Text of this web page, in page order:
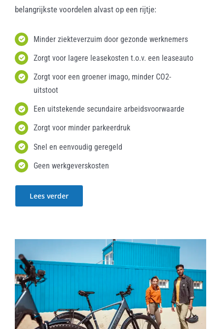
belangrijkste voordelen alvast op een rijtje:
Minder ziekteverzuim door gezonde werknemers
Zorgt voor lagere leasekosten t.o.v. een leaseauto
Zorgt voor een groener imago, minder CO2-
uitstoot
Een uitstekende secundaire arbeidsvoorwaarde
Zorgt voor minder parkeerdruk
Snel en eenvoudig geregeld
Geen werkgeverskosten
Lees verder